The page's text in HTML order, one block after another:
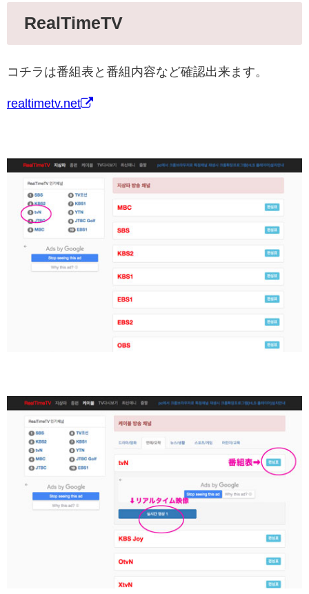
RealTimeTV
コチラは番組表と番組内容など確認出来ます。
realtimetv.net